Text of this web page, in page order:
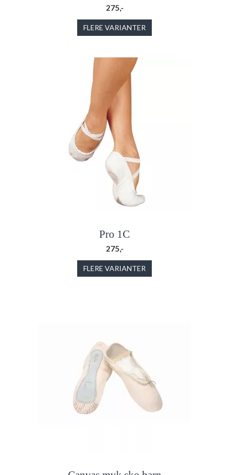
275,-
FLERE VARIANTER
Pro 1C
275,-
FLERE VARIANTER